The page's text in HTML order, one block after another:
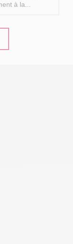
à la...